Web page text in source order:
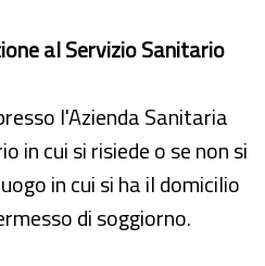
al Servizio Sanitario
l'Azienda Sanitaria
in cui si risiede o se non si
in cui si ha il domicilio
di soggiorno.